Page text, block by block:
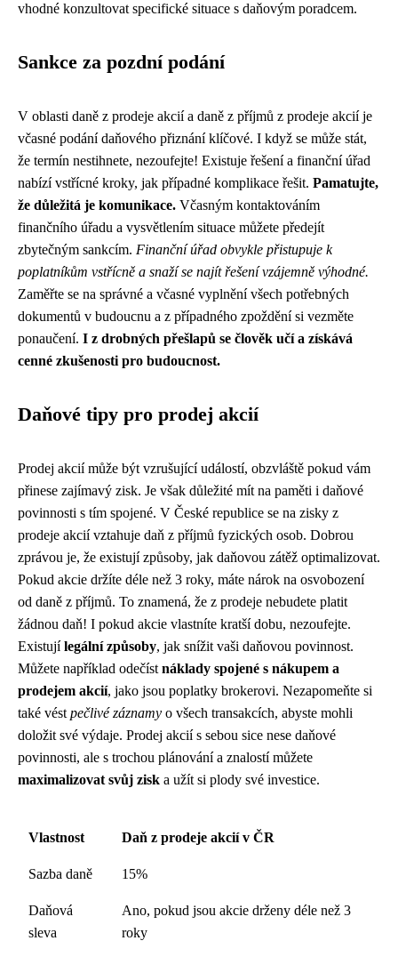
vhodné konzultovat specifické situace s daňovým poradcem.
Sankce za pozdní podání
V oblasti daně z prodeje akcií a daně z příjmů z prodeje akcií je
včasné podání daňového přiznání klíčové. I když se může stát,
že termín nestihnete, nezoufejte! Existuje řešení a finanční úřad
nabízí vstřícné kroky, jak případné komplikace řešit. Pamatujte,
že důležitá je komunikace. Včasným kontaktováním
finančního úřadu a vysvětlením situace můžete předejít
zbytečným sankcím. Finanční úřad obvykle přistupuje k
poplatníkům vstřícně a snaží se najít řešení vzájemně výhodné.
Zaměřte se na správné a včasné vyplnění všech potřebných
dokumentů v budoucnu a z případného zpoždění si vezměte
ponaučení. I z drobných přešlapů se člověk učí a získává
cenné zkušenosti pro budoucnost.
Daňové tipy pro prodej akcií
Prodej akcií může být vzrušující událostí, obzvláště pokud vám
přinese zajímavý zisk. Je však důležité mít na paměti i daňové
povinnosti s tím spojené. V České republice se na zisky z
prodeje akcií vztahuje daň z příjmů fyzických osob. Dobrou
zprávou je, že existují způsoby, jak daňovou zátěž optimalizovat.
Pokud akcie držíte déle než 3 roky, máte nárok na osvobození
od daně z příjmů. To znamená, že z prodeje nebudete platit
žádnou daň! I pokud akcie vlastníte kratší dobu, nezoufejte.
Existujílegální způsoby, jak snížit vaši daňovou povinnost.
Můžete například odečíst náklady spojené s nákupem a
prodejem akcií, jako jsou poplatky brokerovi. Nezapomeňte si
také vést pečlivé záznamy o všech transakcích, abyste mohli
doložit své výdaje. Prodej akcií s sebou sice nese daňové
povinnosti, ale s trochou plánování a znalostí můžete
maximalizovat svůj zisk a užít si plody své investice.
Vlastnost Daň z prodeje akcií v ČR
Sazba daně 15%
Daňová
sleva
Ano, pokud jsou akcie drženy déle než 3
roky